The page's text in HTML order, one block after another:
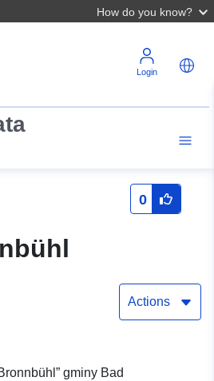
How do you know?
Login
0
Actions
gminy Bad